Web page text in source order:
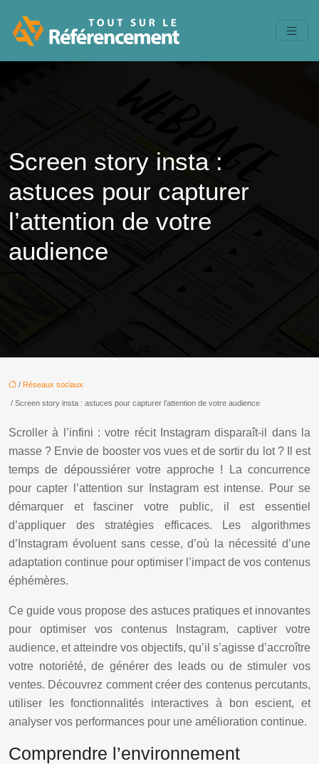
Screen story insta :
astuces pour capturer
l’attention de votre
audience
/ Réseaux sociaux
/ Screen story insta : astuces pour capturer l’attention de votre audience
Scroller à l’infini : votre récit Instagram disparaît-il dans la
masse ? Envie de booster vos vues et de sortir du lot ? Il est
temps de dépoussiérer votre approche ! La concurrence
pour capter l’attention sur Instagram est intense. Pour se
démarquer et fasciner votre public, il est essentiel
d’appliquer des stratégies efficaces. Les algorithmes
d’Instagram évoluent sans cesse, d’où la nécessité d’une
adaptation continue pour optimiser l’impact de vos contenus
éphémères.
Ce guide vous propose des astuces pratiques et innovantes
pour optimiser vos contenus Instagram, captiver votre
audience, et atteindre vos objectifs, qu’il s’agisse d’accroître
votre notoriété, de générer des leads ou de stimuler vos
ventes. Découvrez comment créer des contenus percutants,
utiliser les fonctionnalités interactives à bon escient, et
analyser vos performances pour une amélioration continue.
Comprendre l’environnement